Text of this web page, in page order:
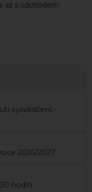
až s odchodem
vysvědčení -
2026/2027
hodin